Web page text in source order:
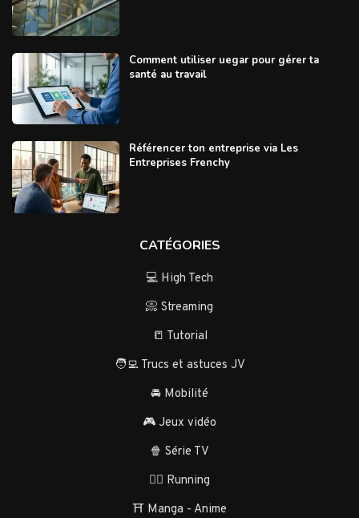
Comment utiliser uegar pour gérer ta
santé au travail
Référencer ton entreprise via Les
Entreprises Frenchy
CATÉGORIES
💻 High Tech
📀 Streaming
📒 Tutorial
🧑‍💻 Trucs et astuces JV
🚘 Mobilité
🎮 Jeux vidéo
🍿 Série TV
🏃‍♂️ Running
⛩️ Manga - Anime